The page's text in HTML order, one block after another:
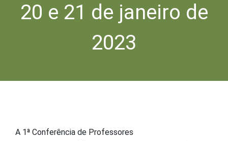
20 e 21 de janeiro de
2023
A 1ª Conferência de Professores